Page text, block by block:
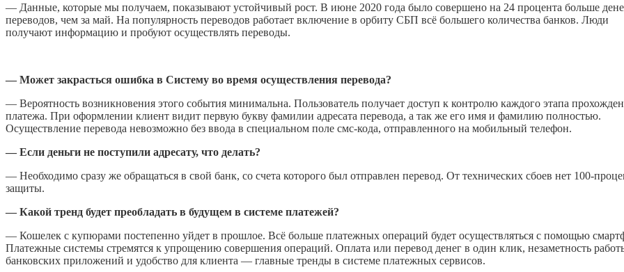
— Данные, которые мы получаем, показывают устойчивый рост. В июне 2020 года было совершено на 24 процента больше
переводов, чем за май. На популярность переводов работает включение в орбиту СБП всё большего количества банков. Люди
получают информацию и пробуют осуществлять переводы.
— Может закрасться ошибка в Систему во время осуществления перевода?
— Вероятность возникновения этого события минимальна. Пользователь получает доступ к контролю каждого этапа
платежа. При оформлении клиент видит первую букву фамилии адресата перевода, а так же его имя и фамилию полностью.
Осуществление перевода невозможно без ввода в специальном поле смс-кода, отправленного на мобильный телефон.
— Если деньги не поступили адресату, что делать?
— Необходимо сразу же обращаться в свой банк, со счета которого был отправлен перевод. От технических сбоев нет 100-
защиты.
— Какой тренд будет преобладать в будущем в системе платежей?
— Кошелек с купюрами постепенно уйдет в прошлое. Всё больше платежных операций будет осуществляться с помощью
Платежные системы стремятся к упрощению совершения операций. Оплата или перевод денег в один клик, незаметность
банковских приложений и удобство для клиента — главные тренды в системе платежных сервисов.